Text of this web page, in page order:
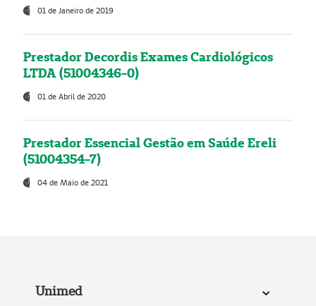
01 de Janeiro de 2019
Prestador Decordis Exames Cardiológicos
LTDA (51004346-0)
01 de Abril de 2020
Prestador Essencial Gestão em Saúde Ereli
(51004354-7)
04 de Maio de 2021
Unimed